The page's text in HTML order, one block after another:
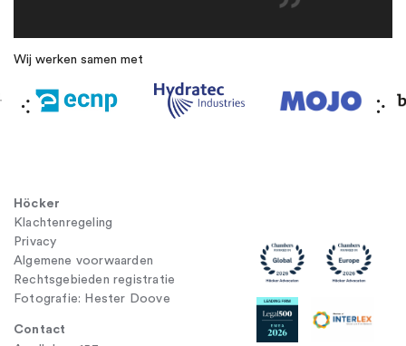
Wij werken samen met
Höcker
Klachtenregeling
Privacy
Algemene voorwaarden
Rechtsgebieden registratie
Fotografie: Hester Doove
Contact